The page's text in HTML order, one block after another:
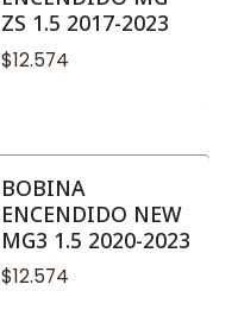
ZS 1.5 2017-2023
$12.574
BOBINA
ENCENDIDO NEW
MG3 1.5 2020-2023
$12.574